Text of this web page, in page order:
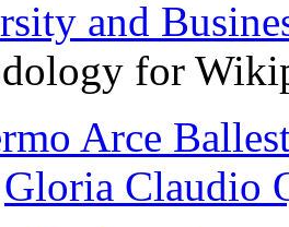
and
for
Arce
Gloria Claudio